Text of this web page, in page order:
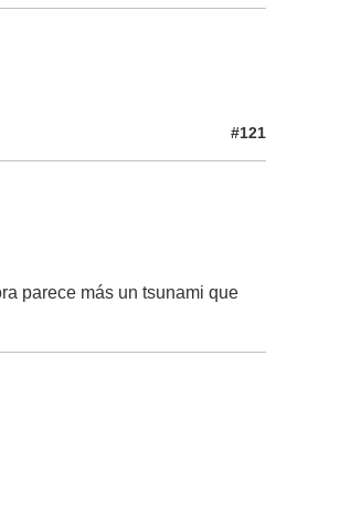
#121
parece más un tsunami que